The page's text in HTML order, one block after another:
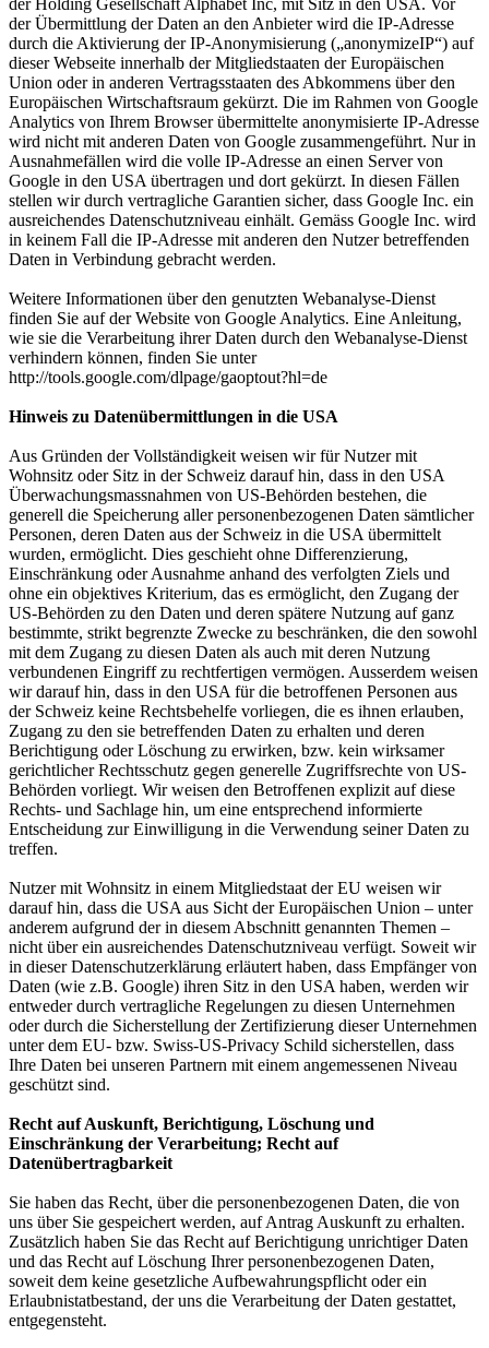
der Übermittlung der Daten an den Anbieter wird die IP-Adresse
durch die Aktivierung der IP-Anonymisierung („anonymizeIP“) auf
dieser Webseite innerhalb der Mitgliedstaaten der Europäischen
Union oder in anderen Vertragsstaaten des Abkommens über den
Europäischen Wirtschaftsraum gekürzt. Die im Rahmen von Google
Analytics von Ihrem Browser übermittelte anonymisierte IP-Adresse
wird nicht mit anderen Daten von Google zusammengeführt. Nur in
Ausnahmefällen wird die volle IP-Adresse an einen Server von
Google in den USA übertragen und dort gekürzt. In diesen Fällen
stellen wir durch vertragliche Garantien sicher, dass Google Inc. ein
ausreichendes Datenschutzniveau einhält. Gemäss Google Inc. wird
in keinem Fall die IP-Adresse mit anderen den Nutzer betreffenden
Daten in Verbindung gebracht werden.
Weitere Informationen über den genutzten Webanalyse-Dienst
finden Sie auf der Website von Google Analytics. Eine Anleitung,
wie sie die Verarbeitung ihrer Daten durch den Webanalyse-Dienst
verhindern können, finden Sie unter
http://tools.google.com/dlpage/gaoptout?hl=de
Hinweis zu Datenübermittlungen in die USA
Aus Gründen der Vollständigkeit weisen wir für Nutzer mit
Wohnsitz oder Sitz in der Schweiz darauf hin, dass in den USA
Überwachungsmassnahmen von US-Behörden bestehen, die
generell die Speicherung aller personenbezogenen Daten sämtlicher
Personen, deren Daten aus der Schweiz in die USA übermittelt
wurden, ermöglicht. Dies geschieht ohne Differenzierung,
Einschränkung oder Ausnahme anhand des verfolgten Ziels und
ohne ein objektives Kriterium, das es ermöglicht, den Zugang der
US-Behörden zu den Daten und deren spätere Nutzung auf ganz
bestimmte, strikt begrenzte Zwecke zu beschränken, die den sowohl
mit dem Zugang zu diesen Daten als auch mit deren Nutzung
verbundenen Eingriff zu rechtfertigen vermögen. Ausserdem weisen
wir darauf hin, dass in den USA für die betroffenen Personen aus
der Schweiz keine Rechtsbehelfe vorliegen, die es ihnen erlauben,
Zugang zu den sie betreffenden Daten zu erhalten und deren
Berichtigung oder Löschung zu erwirken, bzw. kein wirksamer
gerichtlicher Rechtsschutz gegen generelle Zugriffsrechte von US-
Behörden vorliegt. Wir weisen den Betroffenen explizit auf diese
Rechts- und Sachlage hin, um eine entsprechend informierte
Entscheidung zur Einwilligung in die Verwendung seiner Daten zu
treffen.
Nutzer mit Wohnsitz in einem Mitgliedstaat der EU weisen wir
darauf hin, dass die USA aus Sicht der Europäischen Union – unter
anderem aufgrund der in diesem Abschnitt genannten Themen –
nicht über ein ausreichendes Datenschutzniveau verfügt. Soweit wir
in dieser Datenschutzerklärung erläutert haben, dass Empfänger von
Daten (wie z.B. Google) ihren Sitz in den USA haben, werden wir
entweder durch vertragliche Regelungen zu diesen Unternehmen
oder durch die Sicherstellung der Zertifizierung dieser Unternehmen
unter dem EU- bzw. Swiss-US-Privacy Schild sicherstellen, dass
Ihre Daten bei unseren Partnern mit einem angemessenen Niveau
geschützt sind.
Recht auf Auskunft, Berichtigung, Löschung und
Einschränkung der Verarbeitung; Recht auf
Datenübertragbarkeit
Sie haben das Recht, über die personenbezogenen Daten, die von
uns über Sie gespeichert werden, auf Antrag Auskunft zu erhalten.
Zusätzlich haben Sie das Recht auf Berichtigung unrichtiger Daten
und das Recht auf Löschung Ihrer personenbezogenen Daten,
soweit dem keine gesetzliche Aufbewahrungspflicht oder ein
Erlaubnistatbestand, der uns die Verarbeitung der Daten gestattet,
entgegensteht.